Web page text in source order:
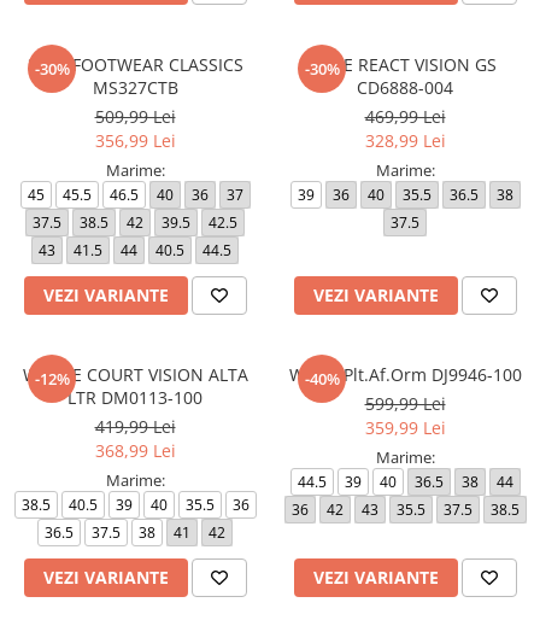
-30%
327 - FOOTWEAR CLASSICS
MS327CTB
509,99 Lei
356,99 Lei
Marime:
45 45.5 46.5 40 36
37
37.5
38.5 42 39.5
42.5
43
41.5 44 40.5 44.5
VEZI VARIANTE
-30%
NIKE REACT VISION GS
CD6888-004
469,99 Lei
328,99 Lei
Marime:
39 36 40 35.5 36.5
38
37.5
VEZI VARIANTE
-12%
W NIKE COURT VISION ALTA
LTR DM0113-100
419,99 Lei
368,99 Lei
Marime:
38.5 40.5 39 40 35.5
36
36.5
37.5 38 41 42
VEZI VARIANTE
-40%
W AF1 Plt.Af.Orm DJ9946-100
599,99 Lei
359,99 Lei
Marime:
44.5 39 40 36.5 38
44
36
42 43 35.5 37.5 38.5
VEZI VARIANTE